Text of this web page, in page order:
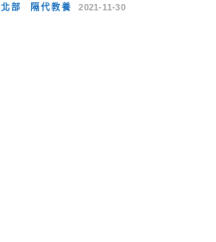
北部 隔代教養 2021-11-30